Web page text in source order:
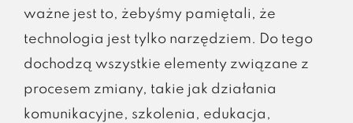
ważne jest to, żebyśmy pamiętali, że
technologia jest tylko narzędziem. Do tego
dochodzą wszystkie elementy związane z
procesem zmiany, takie jak działania
komunikacyjne, szkolenia, edukacja,